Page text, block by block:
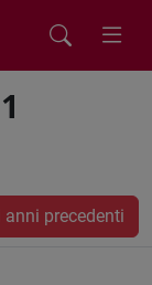
precedenti